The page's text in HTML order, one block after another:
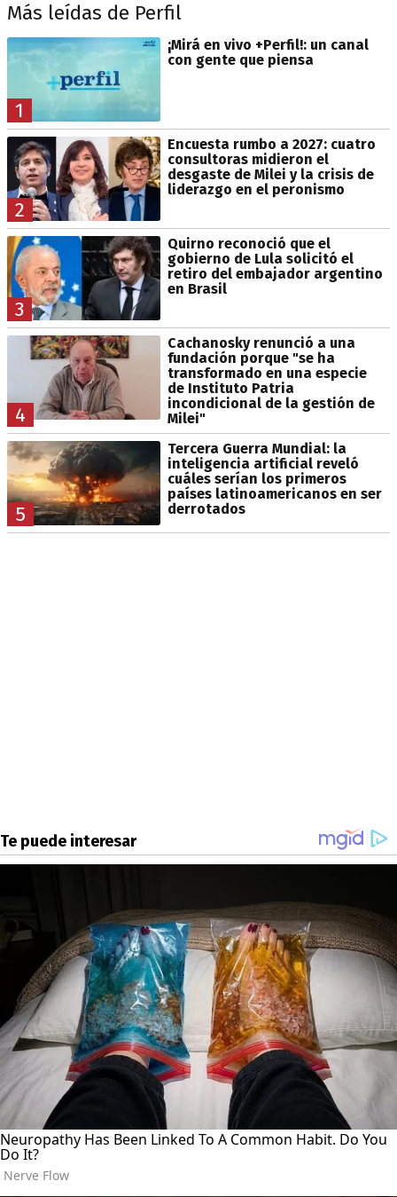
Más leídas de Perfil
1
¡Mirá en vivo +Perfil!: un canal
con gente que piensa
2
Encuesta rumbo a 2027: cuatro
consultoras midieron el
desgaste de Milei y la crisis de
liderazgo en el peronismo
3
Quirno reconoció que el
gobierno de Lula solicitó el
retiro del embajador argentino
en Brasil
4
Cachanosky renunció a una
fundación porque "se ha
transformado en una especie
de Instituto Patria
incondicional de la gestión de
Milei"
5
Tercera Guerra Mundial: la
inteligencia artificial reveló
cuáles serían los primeros
países latinoamericanos en ser
derrotados